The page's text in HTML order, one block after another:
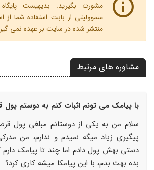
مشورت بگیرید. بدیهیست
مسوولیتی از بابت استفاده شما از
منتشر شده در سایت بر عهده نمی
مشاوره های مرتبط
با پیامک می تونم اثبات کنم به دوستم
سلام من به یکی از دوستانم مبلغی پول
پیگیری زیاد میگه نمیدم و ندارم، من
دستی بهش پول دادم اما چند تا پیامک
بده بهت بدم، با این پیامکا میشه کاری کرد؟